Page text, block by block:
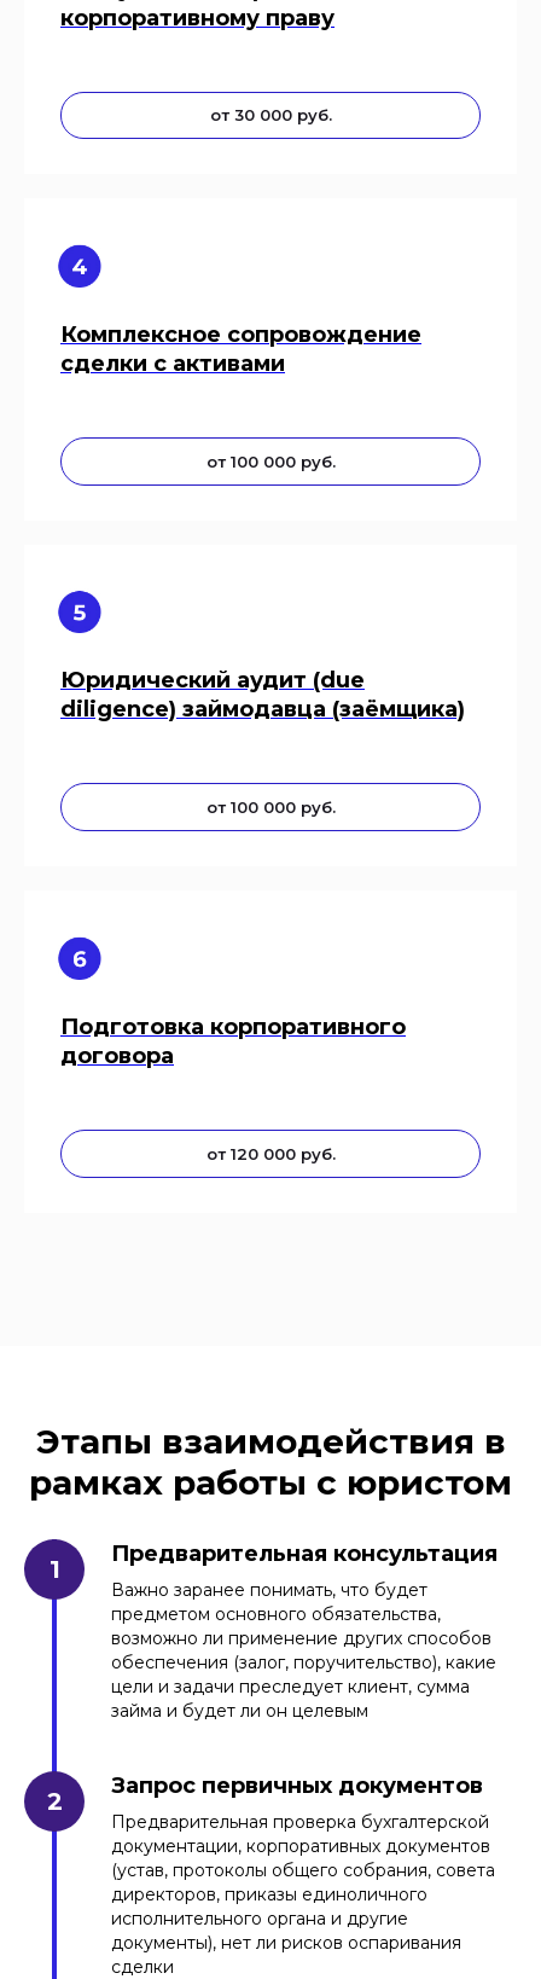
корпоративному праву
от 30 000 руб.
Комплексное сопровождение
сделки с активами
от 100 000 руб.
Юридический аудит (due
diligence) займодавца (заёмщика)
от 100 000 руб.
Подготовка корпоративного
договора
от 120 000 руб.
Этапы взаимодействия в
рамках работы с юристом
Предварительная консультация
Важно заранее понимать, что будет
предметом основного обязательства,
возможно ли применение других способов
обеспечения (залог, поручительство), какие
цели и задачи преследует клиент, сумма
займа и будет ли он целевым
Запрос первичных документов
Предварительная проверка бухгалтерской
документации, корпоративных документов
(устав, протоколы общего собрания, совета
директоров, приказы единоличного
исполнительного органа и другие
документы), нет ли рисков оспаривания
сделки